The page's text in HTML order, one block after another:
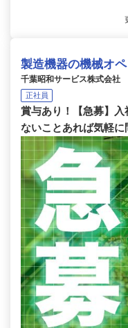
製造機器の機械オ
千葉昭和サービス株式会社
正社員
賞与あり！【急募】
ないことあれば気軽に